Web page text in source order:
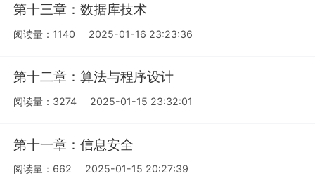
第十三章：数据库技术
阅读量：1140 2025-01-16 23:23:36
第十二章：算法与程序设计
阅读量：3274 2025-01-15 23:32:01
第十一章：信息安全
阅读量：662 2025-01-15 20:27:39